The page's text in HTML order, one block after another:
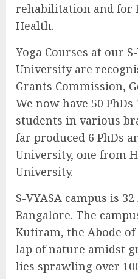
rehabilitation and for
Health.
Yoga Courses at our
University are
Grants Commission,
We now have 50 PhDs
students in various
far produced 6 PhDs
University, one from
University.
S-VYASA campus is
Bangalore. The
Kutiram, the Abode of
lap of nature amidst
lies sprawling over